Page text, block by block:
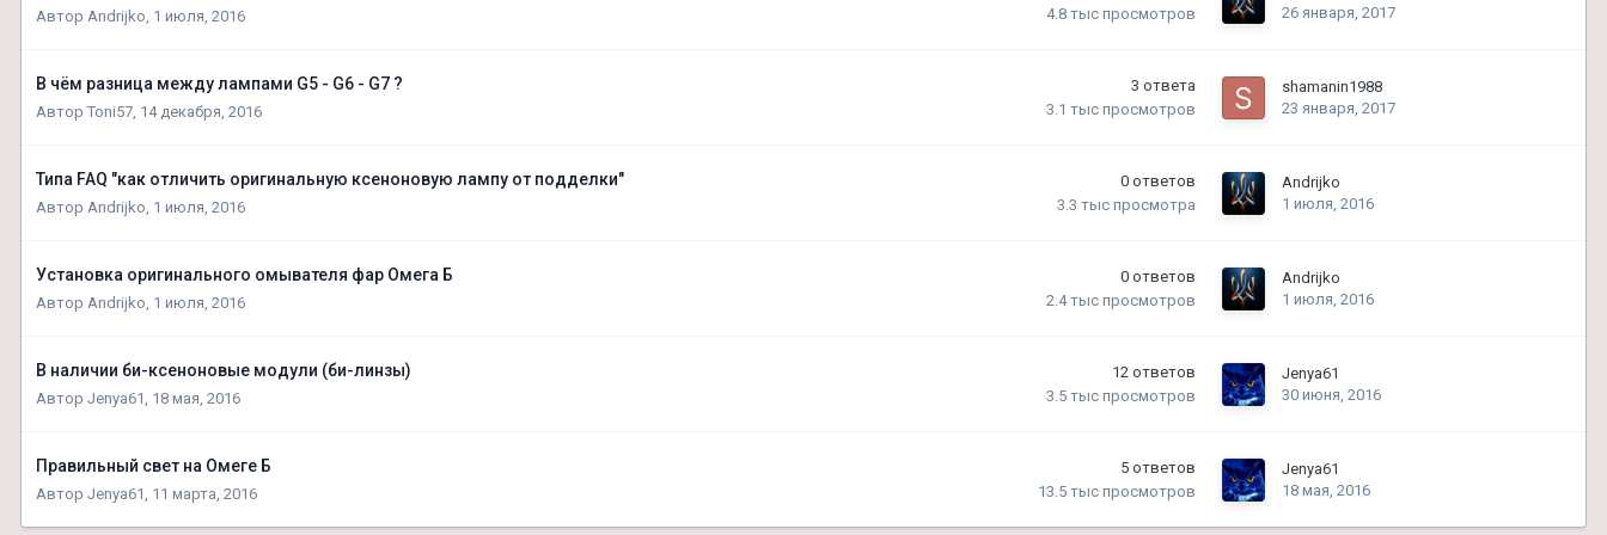
Автор Andrijko, 1 июля, 2016 4.8 тыс просмотров 26 января, 2017
В чём разница между лампами G5 - G6 - G7 ?
Автор Toni57, 14 декабря, 2016
3 ответа
3.1 тыс просмотров
shamanin1988
23 января, 2017
Типа FAQ "как отличить оригинальную ксеноновую лампу от подделки"
Автор Andrijko, 1 июля, 2016
0 ответов
3.3 тыс просмотра
Andrijko
1 июля, 2016
Установка оригинального омывателя фар Омега Б
Автор Andrijko, 1 июля, 2016
0 ответов
2.4 тыс просмотров
Andrijko
1 июля, 2016
В наличии би-ксеноновые модули (би-линзы)
Автор Jenya61, 18 мая, 2016
12 ответов
3.5 тыс просмотров
Jenya61
30 июня, 2016
Правильный свет на Омеге Б
Автор Jenya61, 11 марта, 2016
5 ответов
13.5 тыс просмотров
Jenya61
18 мая, 2016